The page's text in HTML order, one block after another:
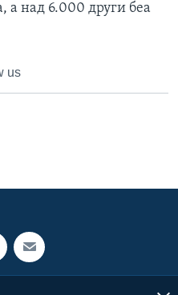
а над 6.000 други беа
us